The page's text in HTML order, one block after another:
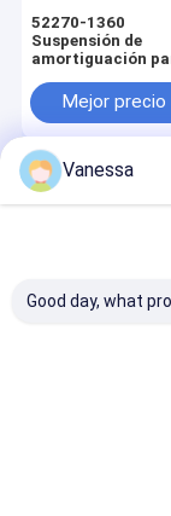
52270-1360
Suspensión de
amortiguación
Autobús 52270-
Hino Suspensión
1S1350
Mejor precio
Vanessa
Good day, what